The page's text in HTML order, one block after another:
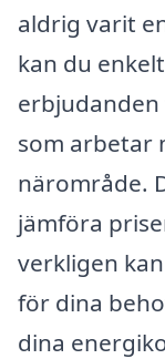
aldrig varit
kan du
som arbetar
närområde.
jämföra
verkligen
för dina
dina